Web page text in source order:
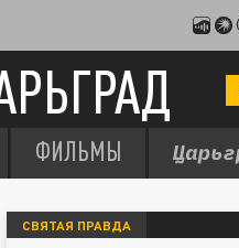
ФИЛЬМЫ
СВЯТАЯ ПРАВДА